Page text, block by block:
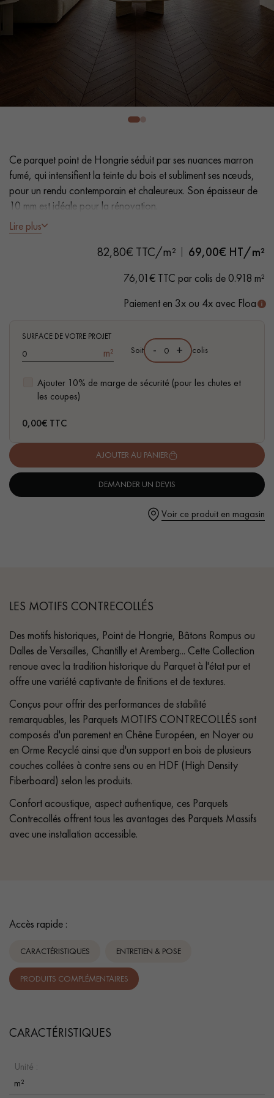
PARQUET VIEILLI
PARQUET LAMES LARGES XXL PARQUET EN CHÊNE
ACCESSOIRES PARQUET
D'INTÉRIEUR
Nos experts sont à votre disposition pour vous guider pas à
Un expert Décoplus Parquets vous appelle
Demandez un rendez-vous personnalisé
Ce parquet point de Hongrie séduit par ses nuances marron
fumé, qui intensifient la teinte du bois et subliment ses nœuds,
pour un rendu contemporain et chaleureux. Son épaisseur de
10 mm est idéale pour la rénovation.
- Lames Largeur 9 cm
- Épaisseur 10 mm dont 3 mm de bois noble
- Brossé, Chanfreins travaillés et arrondis des 4 côtés
- Choix Authentic - nœuds, gerces, fissures colmatées, aubiers
Lire plus
82,80€ TTC/m² 69,00€ HT/m²
76,01€ TTC par colis de 0.918 m²
Paiement en 3x ou 4x avec Floa
SURFACE DE VOTRE PROJET
m²
Ajouter 10% de marge de sécurité (pour les chutes et
les coupes)
Soit - + colis
0,00€ TTC
AJOUTER AU PANIER
DEMANDER UN DEVIS
Voir ce produit en magasin
LES MOTIFS CONTRECOLLÉS
Des motifs historiques, Point de Hongrie, Bâtons Rompus ou
Dalles de Versailles, Chantilly et Aremberg... Cette Collection
renoue avec la tradition historique du Parquet à l'état pur et
offre une variété captivante de finitions et de textures.
Conçus pour offrir des performances de stabilité
remarquables, les Parquets MOTIFS CONTRECOLLÉS sont
composés d'un parement en Chêne Européen, en Noyer ou
en Orme Recyclé ainsi que d'un support en bois de plusieurs
couches collées à contre sens ou en HDF (High Density
Fiberboard) selon les produits.
Confort acoustique, aspect authentique, ces Parquets
Contrecollés offrent tous les avantages des Parquets Massifs
avec une installation accessible.
Accès rapide :
CARACTÉRISTIQUES ENTRETIEN & POSE
PRODUITS COMPLÉMENTAIRES
CARACTÉRISTIQUES
Unité :
m²